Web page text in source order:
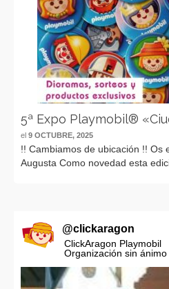
5ª Expo Playmobil®
el 9 OCTUBRE, 2025
!! Cambiamos de ubicación !! Os
Augusta Como novedad esta
@clickaragon
ClickAragon Playmobil
Organización sin